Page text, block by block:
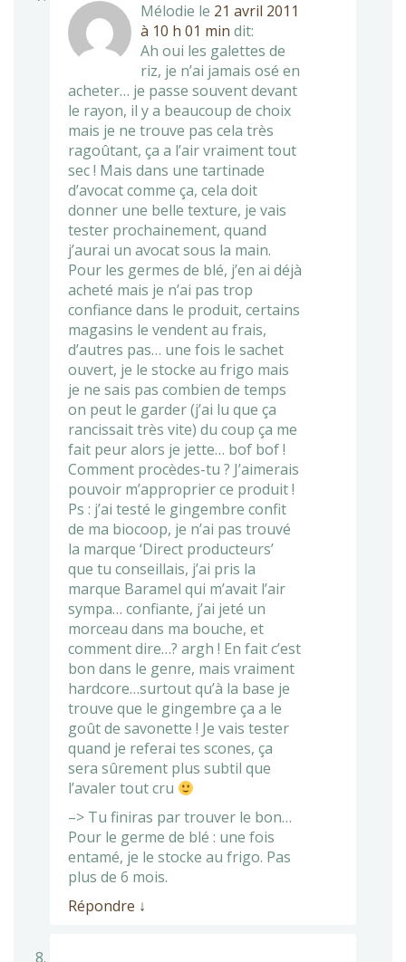
Mélodie le 21 avril 2011
à 10 h 01 min dit:
Ah oui les galettes de
riz, je n’ai jamais osé en
acheter… je passe souvent devant
le rayon, il y a beaucoup de choix
mais je ne trouve pas cela très
ragoûtant, ça a l’air vraiment tout
sec ! Mais dans une tartinade
d’avocat comme ça, cela doit
donner une belle texture, je vais
tester prochainement, quand
j’aurai un avocat sous la main.
Pour les germes de blé, j’en ai déjà
acheté mais je n’ai pas trop
confiance dans le produit, certains
magasins le vendent au frais,
d’autres pas… une fois le sachet
ouvert, je le stocke au frigo mais
je ne sais pas combien de temps
on peut le garder (j’ai lu que ça
rancissait très vite) du coup ça me
fait peur alors je jette… bof bof !
Comment procèdes-tu ? J’aimerais
pouvoir m’approprier ce produit !
Ps : j’ai testé le gingembre confit
de ma biocoop, je n’ai pas trouvé
la marque ‘Direct producteurs’
que tu conseillais, j’ai pris la
marque Baramel qui m’avait l’air
sympa… confiante, j’ai jeté un
morceau dans ma bouche, et
comment dire…? argh ! En fait c’est
bon dans le genre, mais vraiment
hardcore…surtout qu’à la base je
trouve que le gingembre ça a le
goût de savonette ! Je vais tester
quand je referai tes scones, ça
sera sûrement plus subtil que
l’avaler tout cru
–> Tu finiras par trouver le bon…
Pour le germe de blé : une fois
entamé, je le stocke au frigo. Pas
plus de 6 mois.
Répondre ↓